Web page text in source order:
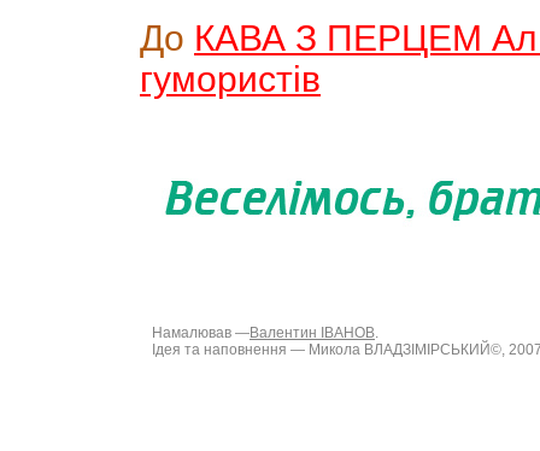
До КАВА З ПЕРЦЕМ
гумористів
Намалював —Валентин ІВАНОВ
Ідея та наповнення — Микола ВЛАДЗІМІРСЬКИЙ©,